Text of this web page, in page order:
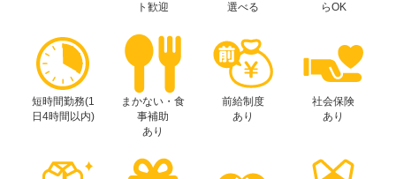
ト歓迎
選べる
らOK
短時間勤務(1
日4時間以内)
まかない・食
事補助
あり
前給制度
あり
社会保険
あり